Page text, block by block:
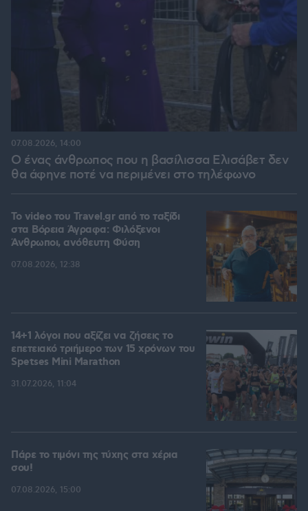
Ο ένας άνθρωπος που η βασίλισσα Ελισάβετ δεν
θα άφηνε ποτέ να περιμένει στο τηλέφωνο
07.08.2026, 14:00
To video του Travel.gr από το ταξίδι
στα Βόρεια Άγραφα: Φιλόξενοι
Άνθρωποι, ανόθευτη Φύση
07.08.2026, 12:38
14+1 λόγοι που αξίζει να ζήσεις το
επετειακό τριήμερο των 15 χρόνων του
Spetses Mini Marathon
31.07.2026, 11:04
Πάρε το τιμόνι της τύχης στα χέρια
σου!
07.08.2026, 15:00